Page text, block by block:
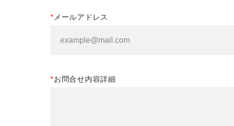
メールアドレス
お問合せ内容詳細